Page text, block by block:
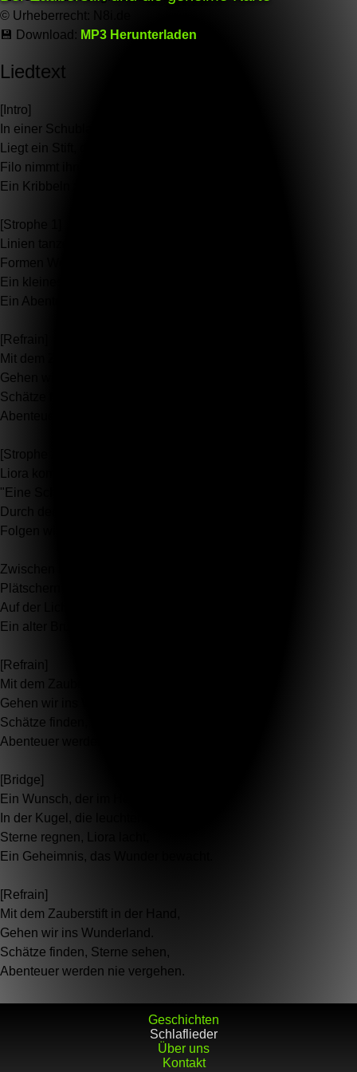
©️ Urheberrecht: N8i.de
💾 Download: MP3 Herunterladen
Liedtext
[Intro]
In einer Schublade, ganz still und versteckt,
Liegt ein Stift, der Zauber weckt.
Filo nimmt ihn in die Hand,
Ein Kribbeln zieht durch das Land.
[Strophe 1]
Linien tanzen auf dem Blatt,
Formen Wege, Bäume, satt.
Ein kleines "X" zeigt uns den Pfad,
Ein Abenteuer, das keiner erahnt.
[Refrain]
Mit dem Zauberstift in der Hand,
Gehen wir ins Wunderland.
Schätze finden, Sterne sehen,
Abenteuer werden nie vergehen.
[Strophe 2]
Liora kommt, staunt und lacht,
"Eine Schatzkarte!", sich entfacht.
Durch den Garten, in den Wald hinein,
Folgen wir dem Pfad, so soll es sein.
Zwischen Bäumen, über den Bach,
Plätschern hört man, leise und sacht.
Auf der Lichtung, Blumen blühen,
Ein alter Brunnen, ohne Mühen.
[Refrain]
Mit dem Zauberstift in der Hand,
Gehen wir ins Wunderland.
Schätze finden, Sterne sehen,
Abenteuer werden nie vergehen.
[Bridge]
Ein Wunsch, der im Herzen wohnt,
In der Kugel, die leuchtend thront.
Sterne regnen, Liora lacht,
Ein Geheimnis, das Wunder bewacht.
[Refrain]
Mit dem Zauberstift in der Hand,
Gehen wir ins Wunderland.
Schätze finden, Sterne sehen,
Abenteuer werden nie vergehen.
Geschichten
Schlaflieder
Über uns
Kontakt